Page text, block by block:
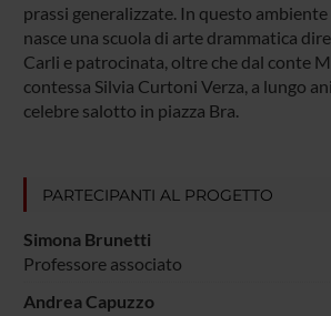
prassi generalizzate. In questo
nasce una scuola di arte drammatica
Carli e patrocinata, oltre che dal conte
contessa Silvia Curtoni Verza, a lungo
celebre salotto in piazza Bra.
PARTECIPANTI AL PROGETTO
Simona Brunetti
Professore associato
Andrea Capuzzo